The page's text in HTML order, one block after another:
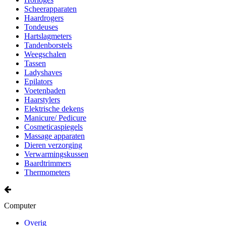
Scheerapparaten
Haardrogers
Tondeuses
Hartslagmeters
Tandenborstels
Weegschalen
Tassen
Ladyshaves
Epilators
Voetenbaden
Haarstylers
Elektrische dekens
Manicure/ Pedicure
Cosmeticaspiegels
Massage apparaten
Dieren verzorging
Verwarmingskussen
Baardtrimmers
Thermometers
Computer
Overig